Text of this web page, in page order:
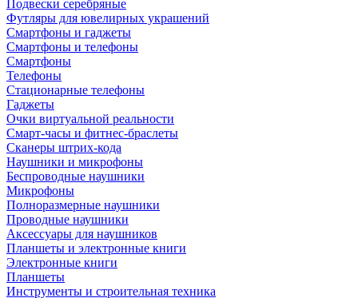
Подвески серебряные
Футляры для ювелирных украшений
Смартфоны и гаджеты
Смартфоны и телефоны
Смартфоны
Телефоны
Стационарные телефоны
Гаджеты
Очки виртуальной реальности
Смарт-часы и фитнес-браслеты
Сканеры штрих-кода
Наушники и микрофоны
Беспроводные наушники
Микрофоны
Полноразмерные наушники
Проводные наушники
Аксессуары для наушников
Планшеты и электронные книги
Электронные книги
Планшеты
Инструменты и строительная техника